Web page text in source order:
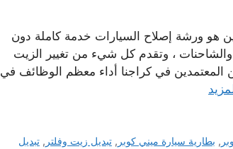
هو ورشة إصلاح السيارات خدمة كاملة دون
والشاحنات ، وتقدم كل شيء من تغيير الزيت
المعتمدين في كراجنا أداء معظم الوظائف في
, بطارية سيارة ميني كوبر ,تبديل زيت وفلتر ,تبديل